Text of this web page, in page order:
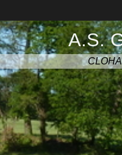
A.S.